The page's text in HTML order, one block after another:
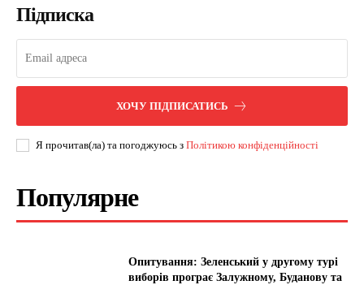
Підписка
ХОЧУ ПІДПИСАТИСЬ
Я прочитав(ла) та погоджуюсь з Політикою конфіденційності
Популярне
Опитування: Зеленський у другому турі
виборів програє Залужному, Буданову та